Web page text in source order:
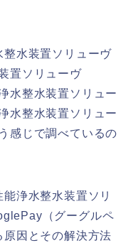
整水装置ソリューヴ
置ソリューヴ
水整水装置ソリュー
水整水装置ソリュー
感じで調べているの
浄水整水装置ソリ
（グーグルペ
因とその解決方法